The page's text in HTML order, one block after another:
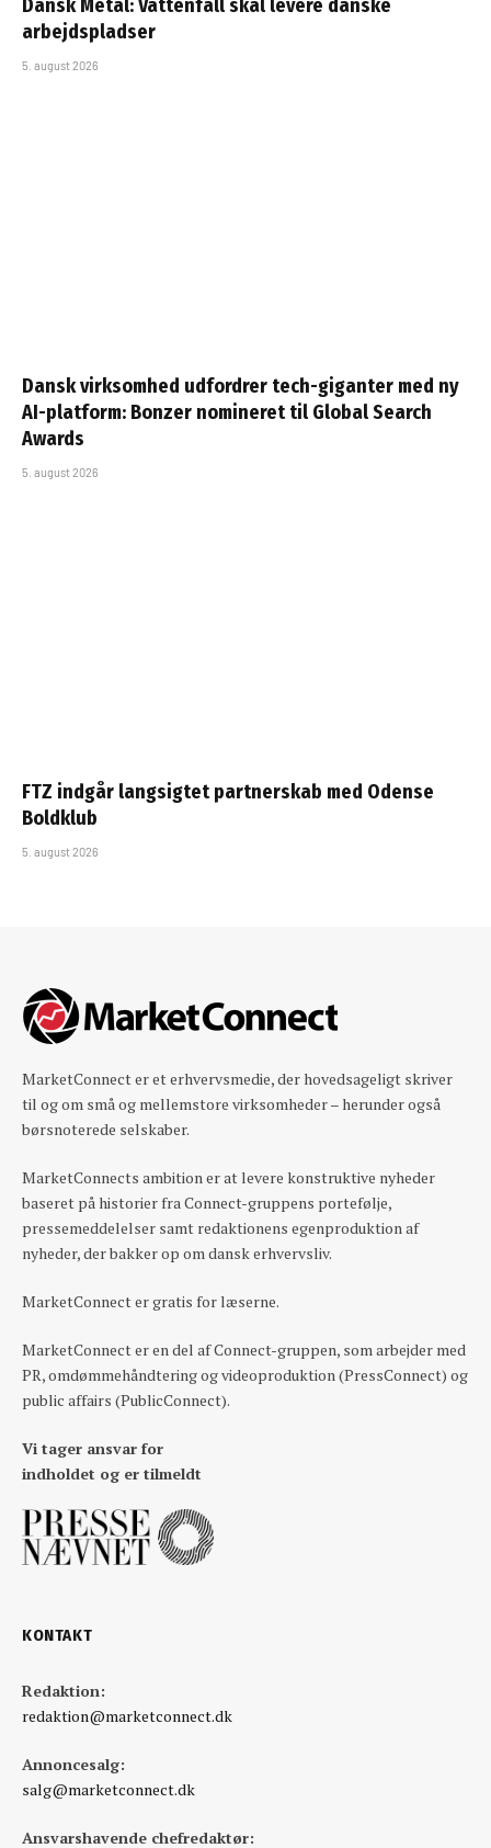
Dansk Metal: Vattenfall skal levere danske
arbejdspladser
5. august 2026
Dansk virksomhed udfordrer tech-giganter med ny
AI-platform: Bonzer nomineret til Global Search
Awards
5. august 2026
FTZ indgår langsigtet partnerskab med Odense
Boldklub
5. august 2026
MarketConnect er et erhvervsmedie, der hovedsageligt skriver
til og om små og mellemstore virksomheder – herunder også
børsnoterede selskaber.
MarketConnects ambition er at levere konstruktive nyheder
baseret på historier fra Connect-gruppens portefølje,
pressemeddelelser samt redaktionens egenproduktion af
nyheder, der bakker op om dansk erhvervsliv.
MarketConnect er gratis for læserne.
MarketConnect er en del af Connect-gruppen, som arbejder med
PR, omdømmehåndtering og videoproduktion (PressConnect) og
public affairs (PublicConnect).
Vi tager ansvar for
indholdet og er tilmeldt
KONTAKT
Redaktion:
redaktion@marketconnect.dk
Annoncesalg:
salg@marketconnect.dk
Ansvarshavende chefredaktør: